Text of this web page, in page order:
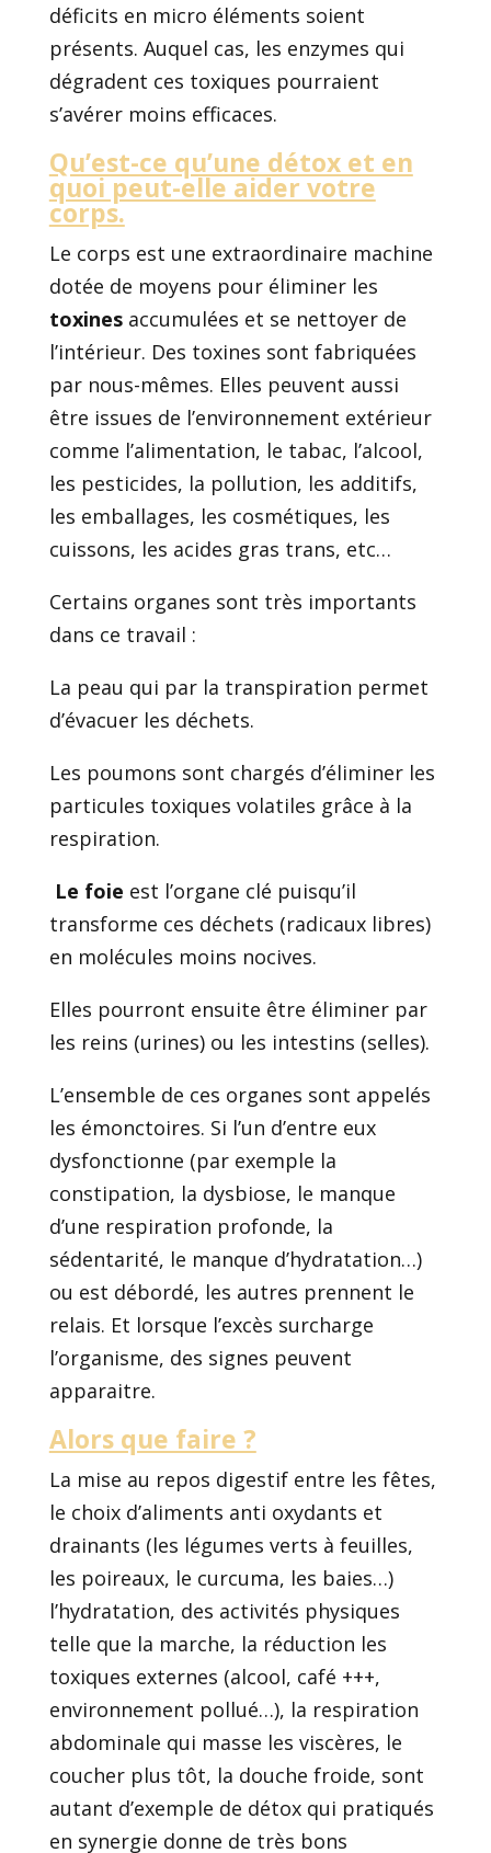
déficits en micro éléments soient
présents. Auquel cas, les enzymes qui
dégradent ces toxiques pourraient
s’avérer moins efficaces.
Qu’est-ce qu’une détox et en
quoi peut-elle aider votre
corps.
Le corps est une extraordinaire machine
dotée de moyens pour éliminer les
toxinesaccumulées et se nettoyer de
l’intérieur. Des toxines sont fabriquées
par nous-mêmes. Elles peuvent aussi
être issues de l’environnement extérieur
comme l’alimentation, le tabac, l’alcool,
les pesticides, la pollution, les additifs,
les emballages, les cosmétiques, les
cuissons, les acides gras trans, etc…
Certains organes sont très importants
dans ce travail :
La peau qui par la transpiration permet
d’évacuer les déchets.
Les poumons sont chargés d’éliminer les
particules toxiques volatiles grâce à la
respiration.
Le foie est l’organe clé puisqu’il
transforme ces déchets (radicaux libres)
en molécules moins nocives.
Elles pourront ensuite être éliminer par
les reins (urines) ou les intestins (selles).
L’ensemble de ces organes sont appelés
les émonctoires. Si l’un d’entre eux
dysfonctionne (par exemple la
constipation, la dysbiose, le manque
d’une respiration profonde, la
sédentarité, le manque d’hydratation…)
ou est débordé, les autres prennent le
relais. Et lorsque l’excès surcharge
l’organisme, des signes peuvent
apparaitre.
Alors que faire ?
La mise au repos digestif entre les fêtes,
le choix d’aliments anti oxydants et
drainants (les légumes verts à feuilles,
les poireaux, le curcuma, les baies…)
l’hydratation, des activités physiques
telle que la marche, la réduction les
toxiques externes (alcool, café +++,
environnement pollué…), la respiration
abdominale qui masse les viscères, le
coucher plus tôt, la douche froide, sont
autant d’exemple de détox qui pratiqués
en synergie donne de très bons